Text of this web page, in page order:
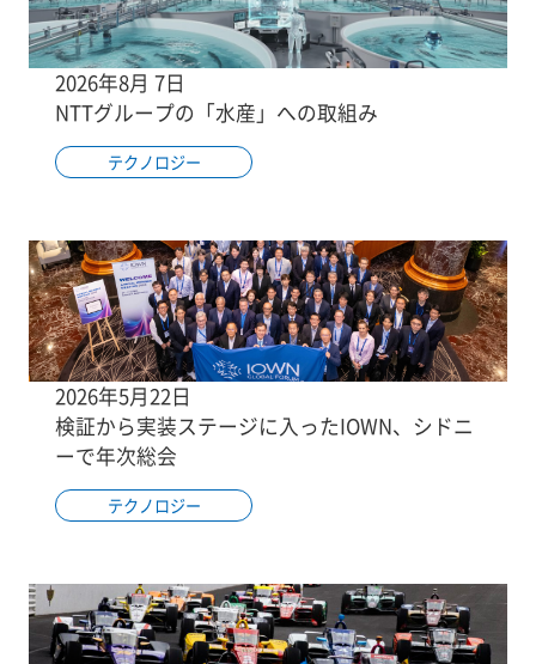
2026年8月 7日
NTTグループの「水産」への取組み
テクノロジー
2026年5月22日
検証から実装ステージに入ったIOWN、シドニ
ーで年次総会
テクノロジー